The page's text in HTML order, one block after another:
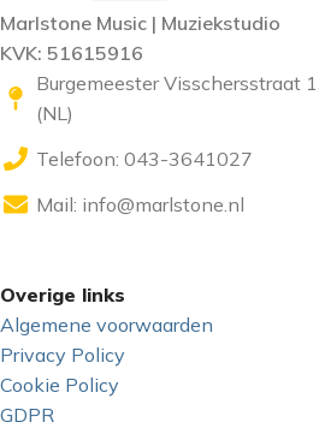
Marlstone Music | Muziekstudio
KVK: 51615916
Burgemeester Visschersstraat
(NL)
Telefoon: 043-3641027
Mail: info@marlstone.nl
Overige links
Algemene voorwaarden
Privacy Policy
Cookie Policy
GDPR